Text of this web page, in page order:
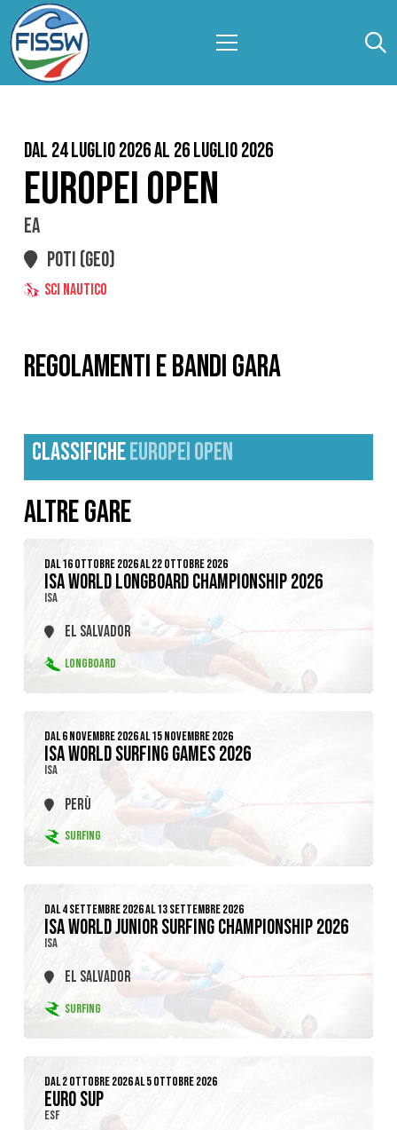
Dal 24 Luglio 2026 al 26 Luglio 2026
EUROPEI OPEN
EA
POTI (GEO)
SCI NAUTICO
REGOLAMENTI E BANDI GARA
CLASSIFICHEEUROPEI OPEN
ALTRE GARE
DAL 16 OTTOBRE 2026 AL 22 OTTOBRE 2026
ISA WORLD LONGBOARD CHAMPIONSHIP 2026
ISA
EL SALVADOR
LONGBOARD
DAL 6 NOVEMBRE 2026 AL 15 NOVEMBRE 2026
ISA WORLD SURFING GAMES 2026
ISA
PERÙ
SURFING
DAL 4 SETTEMBRE 2026 AL 13 SETTEMBRE 2026
ISA WORLD JUNIOR SURFING CHAMPIONSHIP 2026
ISA
EL SALVADOR
SURFING
DAL 2 OTTOBRE 2026 AL 5 OTTOBRE 2026
EURO SUP
ESF